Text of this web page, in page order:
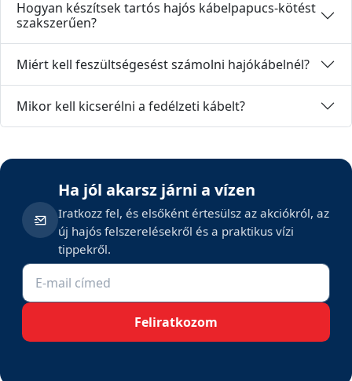
Hogyan készítsek tartós hajós kábelpapucs-kötést
szakszerűen?
Miért kell feszültségesést számolni hajókábelnél?
Mikor kell kicserélni a fedélzeti kábelt?
Ha jól akarsz járni a vízen
Iratkozz fel, és elsőként értesülsz az akciókról, az
új hajós felszerelésekről és a praktikus vízi
tippekről.
E-mail cím
Feliratkozom